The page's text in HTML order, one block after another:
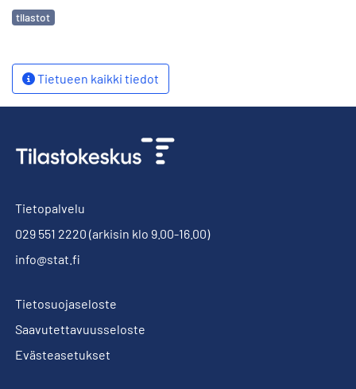
Avainsanat
tilastot
Tietueen kaikki tiedot
Tietopalvelu
029 551 2220 (arkisin klo 9.00-16.00)
info@stat.fi
Tietosuojaseloste
Saavutettavuusseloste
Evästeasetukset